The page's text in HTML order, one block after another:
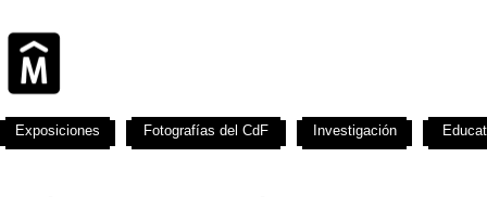
Exposiciones Fotografías del CdF Investigación